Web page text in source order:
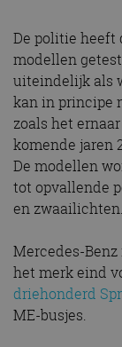
De politie heeft
modellen
uiteindelijk als
kan in principe
zoals het
komende jaren
De modellen
tot opvallende
en zwaailichten.
Mercedes-
het merk eind
driehonderd
ME-busjes.